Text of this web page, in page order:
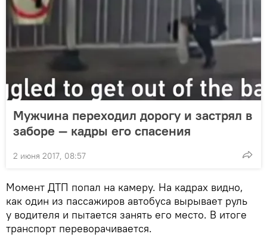
Мужчина переходил дорогу и застрял в
заборе — кадры его спасения
2 июня 2017, 08:57
Момент ДТП попал на камеру. На кадрах видно,
как один из пассажиров автобуса вырывает руль
у водителя и пытается занять его место. В итоге
транспорт переворачивается.